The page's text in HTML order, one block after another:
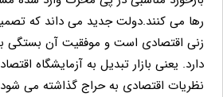
رها می کنند.دولت جدید می داند که
زنی اقتصادی است و موفقیت آن بستگی به
دارد. یعنی بازار تبدیل به آزمایشگاه
نظریات اقتصادی به حراج گذاشته می